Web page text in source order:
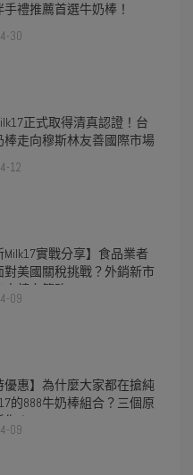
手禮推薦首選牛奶棒！
30
正式取得清真認證！台
棒走向穆斯林友善國際市場
12
Milk17實戰分享】食品業者
對美國關稅挑戰？外銷新市
大轉向策略
09
優惠】為什麼大家都在搶純
的888牛奶棒組合？三個原
！
09